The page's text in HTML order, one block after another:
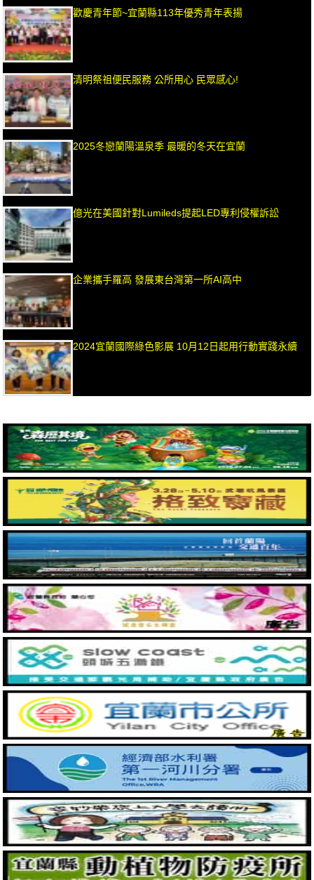
歡慶青年節~宜蘭縣113年優秀青年表揚
清明祭祖便民服務 公所用心 民眾感心!
2025冬戀蘭陽溫泉季 最暖的冬天在宜蘭
億光在美國針對Lumileds提起LED專利侵權訴訟
企業攜手羅高 發展東台灣第一所AI高中
2024宜蘭國際綠色影展 10月12日起用行動實踐永續